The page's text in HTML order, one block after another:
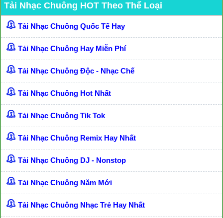
Tải Nhạc Chuông HOT Theo Thể Loại
Tải Nhạc Chuông Quốc Tế Hay
Tải Nhạc Chuông Hay Miễn Phí
Tải Nhạc Chuông Độc - Nhạc Chế
Tải Nhạc Chuông Hot Nhất
Tải Nhạc Chuông Tik Tok
Tải Nhạc Chuông Remix Hay Nhất
Tải Nhạc Chuông DJ - Nonstop
Tải Nhạc Chuông Năm Mới
Tải Nhạc Chuông Nhạc Trẻ Hay Nhất